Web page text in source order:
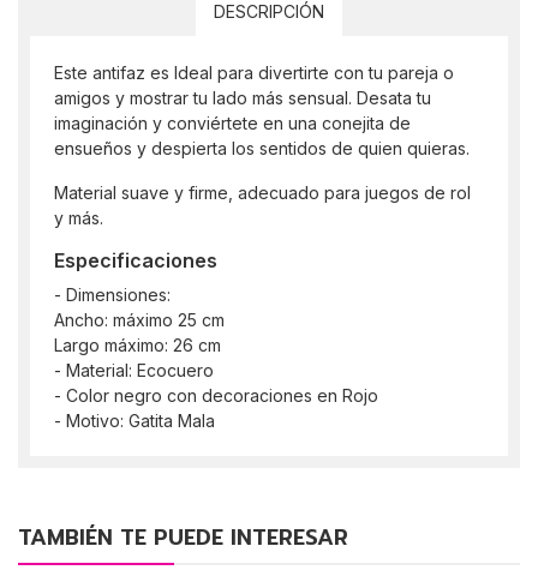
DESCRIPCIÓN
Este antifaz es Ideal para divertirte con tu pareja o
amigos y mostrar tu lado más sensual. Desata tu
imaginación y conviértete en una conejita de
ensueños y despierta los sentidos de quien quieras.
Material suave y firme, adecuado para juegos de rol
y más.
Especificaciones
- Dimensiones:
Ancho: máximo 25 cm
Largo máximo: 26 cm
- Material: Ecocuero
- Color negro con decoraciones en Rojo
- Motivo: Gatita Mala
TAMBIÉN TE PUEDE INTERESAR